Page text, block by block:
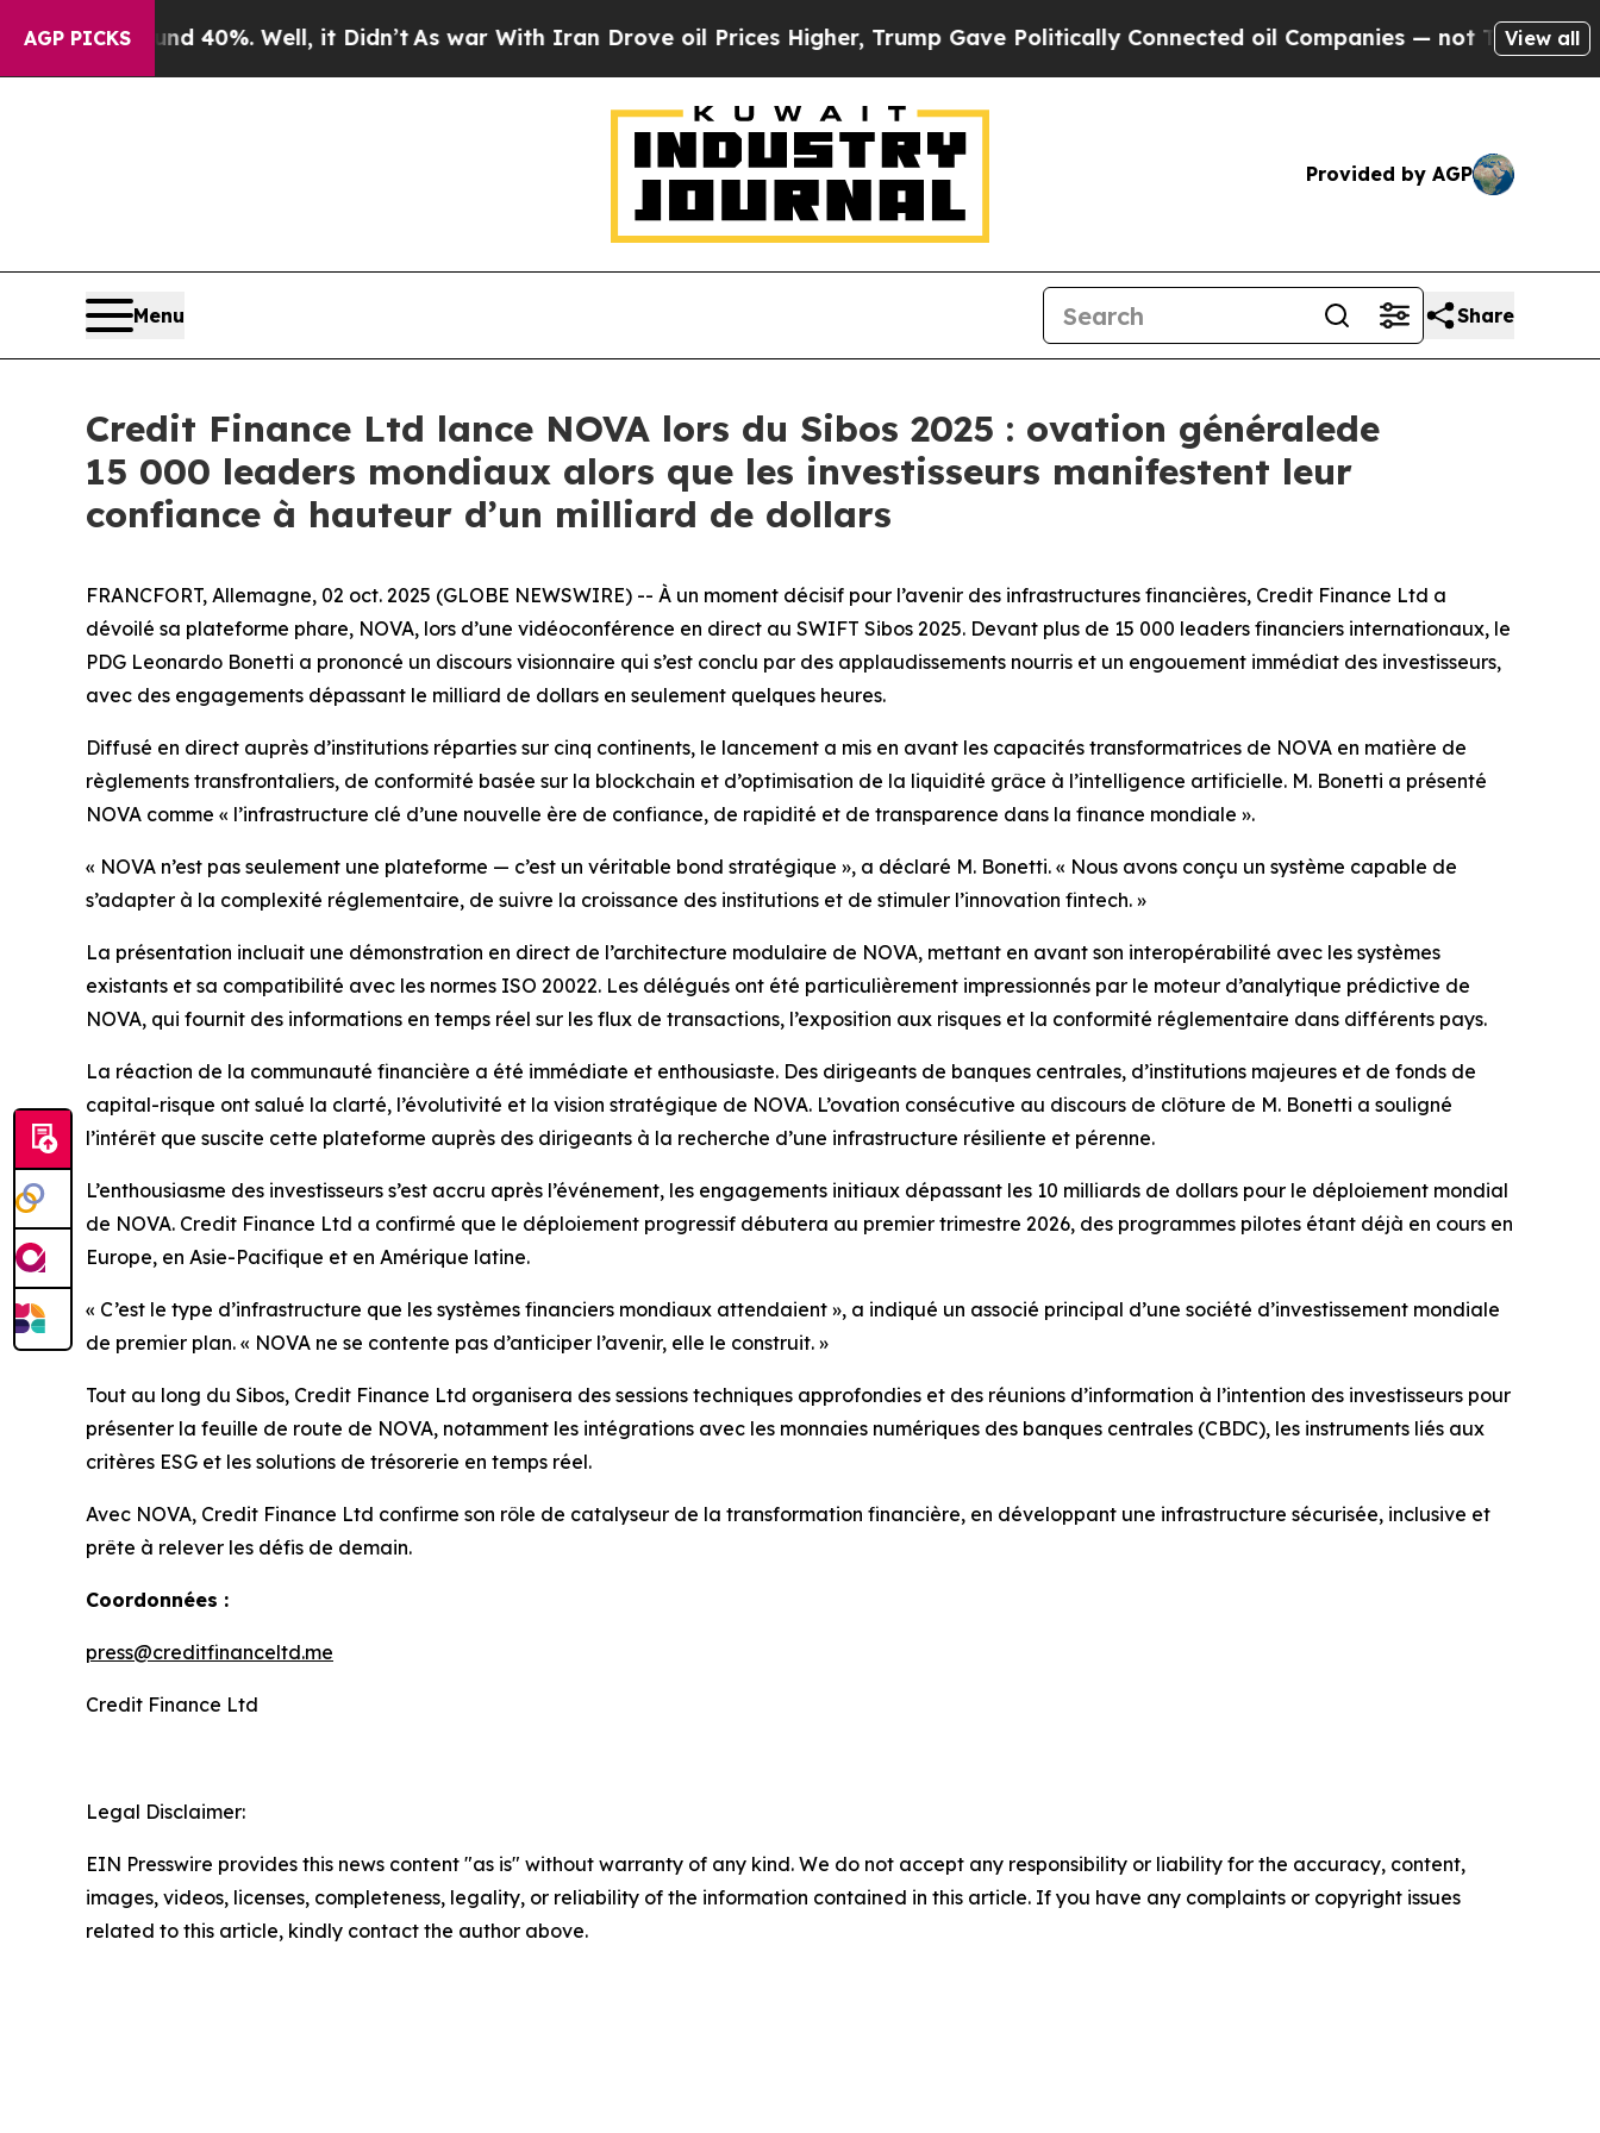
AGP PICKS
Around 40%. Well, it Didn’tAs war With Iran Drove oil Prices Higher, Trump Gave Politically Connected oil Companies — not Taxpayers — the
View all
Provided by AGP
Menu Share
Credit Finance Ltd lance NOVA lors du Sibos 2025 : ovation généralede
15 000 leaders mondiaux alors que les investisseurs manifestent leur
confiance à hauteur d’un milliard de dollars
FRANCFORT, Allemagne, 02 oct. 2025 (GLOBE NEWSWIRE) -- À un moment décisif pour l’avenir des infrastructures financières, Credit Finance Ltd a
dévoilé sa plateforme phare, NOVA, lors d’une vidéoconférence en direct au SWIFT Sibos 2025. Devant plus de 15 000 leaders financiers internationaux, le
PDG Leonardo Bonetti a prononcé un discours visionnaire qui s’est conclu par des applaudissements nourris et un engouement immédiat des investisseurs,
avec des engagements dépassant le milliard de dollars en seulement quelques heures.
Diffusé en direct auprès d’institutions réparties sur cinq continents, le lancement a mis en avant les capacités transformatrices de NOVA en matière de
règlements transfrontaliers, de conformité basée sur la blockchain et d’optimisation de la liquidité grâce à l’intelligence artificielle. M. Bonetti a présenté
NOVA comme « l’infrastructure clé d’une nouvelle ère de confiance, de rapidité et de transparence dans la finance mondiale ».
« NOVA n’est pas seulement une plateforme — c’est un véritable bond stratégique », a déclaré M. Bonetti. « Nous avons conçu un système capable de
s’adapter à la complexité réglementaire, de suivre la croissance des institutions et de stimuler l’innovation fintech. »
La présentation incluait une démonstration en direct de l’architecture modulaire de NOVA, mettant en avant son interopérabilité avec les systèmes
existants et sa compatibilité avec les normes ISO 20022. Les délégués ont été particulièrement impressionnés par le moteur d’analytique prédictive de
NOVA, qui fournit des informations en temps réel sur les flux de transactions, l’exposition aux risques et la conformité réglementaire dans différents pays.
La réaction de la communauté financière a été immédiate et enthousiaste. Des dirigeants de banques centrales, d’institutions majeures et de fonds de
capital-risque ont salué la clarté, l’évolutivité et la vision stratégique de NOVA. L’ovation consécutive au discours de clôture de M. Bonetti a souligné
l’intérêt que suscite cette plateforme auprès des dirigeants à la recherche d’une infrastructure résiliente et pérenne.
L’enthousiasme des investisseurs s’est accru après l’événement, les engagements initiaux dépassant les 10 milliards de dollars pour le déploiement mondial
de NOVA. Credit Finance Ltd a confirmé que le déploiement progressif débutera au premier trimestre 2026, des programmes pilotes étant déjà en cours en
Europe, en Asie-Pacifique et en Amérique latine.
« C’est le type d’infrastructure que les systèmes financiers mondiaux attendaient », a indiqué un associé principal d’une société d’investissement mondiale
de premier plan. « NOVA ne se contente pas d’anticiper l’avenir, elle le construit. »
Tout au long du Sibos, Credit Finance Ltd organisera des sessions techniques approfondies et des réunions d’information à l’intention des investisseurs pour
présenter la feuille de route de NOVA, notamment les intégrations avec les monnaies numériques des banques centrales (CBDC), les instruments liés aux
critères ESG et les solutions de trésorerie en temps réel.
Avec NOVA, Credit Finance Ltd confirme son rôle de catalyseur de la transformation financière, en développant une infrastructure sécurisée, inclusive et
prête à relever les défis de demain.
Coordonnées :
press@creditfinanceltd.me
Credit Finance Ltd
Legal Disclaimer:
EIN Presswire provides this news content "as is" without warranty of any kind. We do not accept any responsibility or liability for the accuracy, content,
images, videos, licenses, completeness, legality, or reliability of the information contained in this article. If you have any complaints or copyright issues
related to this article, kindly contact the author above.